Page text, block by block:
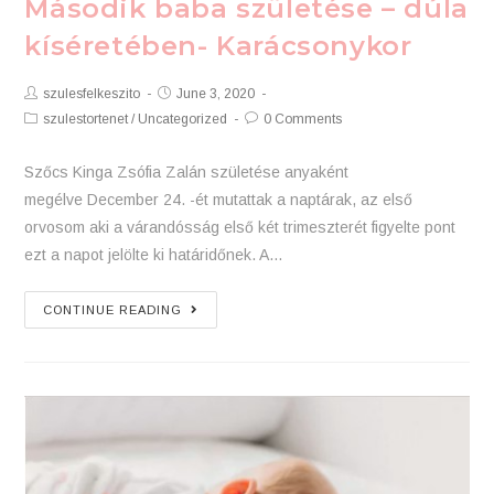
Második baba születése – dúla
kíséretében- Karácsonykor
Postszulesfelkeszito
PostJune 3, 2020
Postszulestortenet / Uncategorized
Post0 Comments
Szőcs Kinga Zsófia Zalán születése anyaként
megélve December 24. -ét mutattak a naptárak, az első
orvosom aki a várandósság első két trimeszterét figyelte pont
ezt a napot jelölte ki határidőnek. A…
CONTINUE READING
baba
kíséretében-
Karácsonykor